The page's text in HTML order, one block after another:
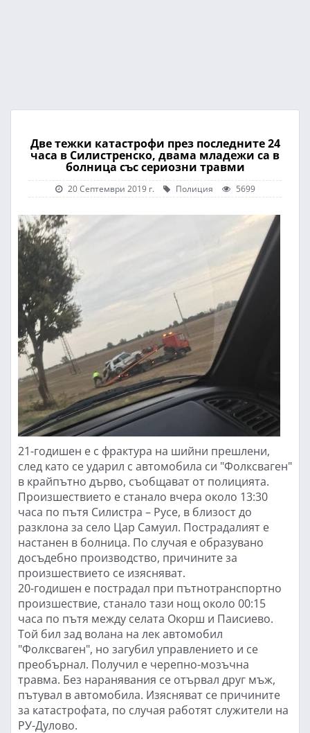
Две тежки катастрофи през последните 24
часа в Силистренско, двама младежи са в
болница със сериозни травми
20 Септември 2019 г. Полиция 5699
21-годишен е с фрактура на шийни прешлени,
след като се ударил с автомобила си "Фолксваген"
в крайпътно дърво, съобщават от полицията.
Произшествието е станало вчера около 13:30
часа по пътя Силистра – Русе, в близост до
разклона за село Цар Самуил. Пострадалият е
настанен в болница. По случая е образувано
досъдебно производство, причините за
произшествието се изясняват.
20-годишен е пострадал при пътнотранспортно
произшествие, станало тази нощ около 00:15
часа по пътя между селата Окорш и Паисиево.
Той бил зад волана на лек автомобил
"Фолксваген", но загубил управлението и се
преобърнал. Получил е черепно-мозъчна
травма. Без наранявания се отървал друг мъж,
пътувал в автомобила. Изясняват се причините
за катастрофата, по случая работят служители на
РУ-Дулово.